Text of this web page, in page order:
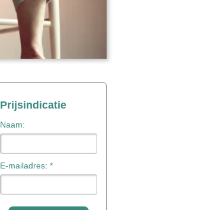
Prijsindicatie
Naam:
E-mailadres: *